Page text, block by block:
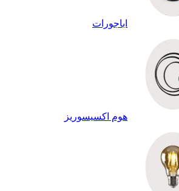
اباجورات
هوم اكسيسوريز